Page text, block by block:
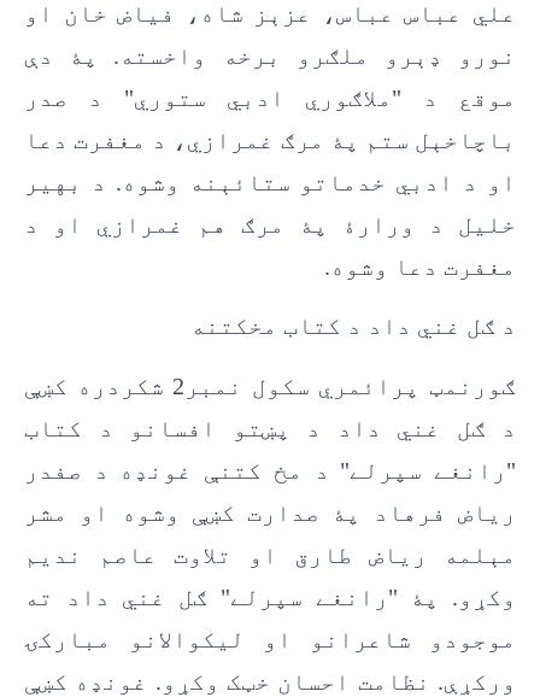
علي عباس عباس، عزېز شاه، فياض خان او
نورو ډېرو ملګرو برخه واخسته. پۀ دې
موقع د "ملاګوري ادبي ستوري" د صدر
باچاخېل ستم پۀ مرګ غمرازي، د مغفرت دعا
او د ادبي خدماتو ستائېنه وشوه. د بهير
خليل د ورارۀ پۀ مرګ هم غمرازي او د
مغفرت دعا وشوه.
د ګل غني داد د کتاب مخکتنه
ګورنمټ پرائمري سکول نمبر2 شکردره کښې
د ګل غني داد د پښتو افسانو د کتاب
"رانغے سپرلے" د مخ کتنې غونډه د صفدر
رياض فرهاد پۀ صدارت کښې وشوه او مشر
مېلمه رياض طارق او تلاوت عاصم نديم
وکړو. پۀ "رانغے سپرلے" ګل غني داد ته
موجودو شاعرانو او ليکوالانو مبارکۍ
ورکړې. نظامت احسان خټک وکړو. غونډه کښې